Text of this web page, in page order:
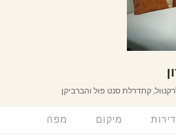
קתדרלת סנט פול והברביקן
דירות מיקום מפה